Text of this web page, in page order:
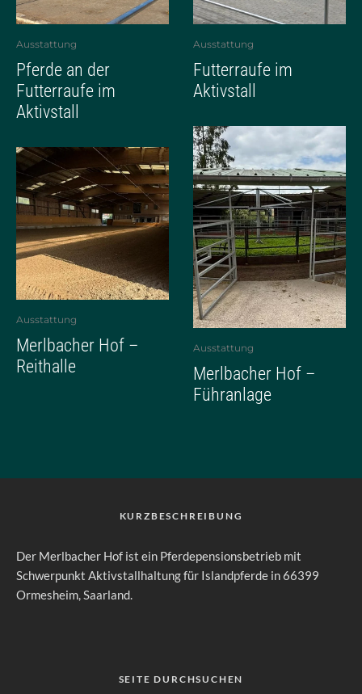
Ausstattung
Pferde an der
Futterraufe im
Aktivstall
Ausstattung
Merlbacher Hof –
Reithalle
Ausstattung
Futterraufe im
Aktivstall
Ausstattung
Merlbacher Hof –
Führanlage
KURZBESCHREIBUNG
Der Merlbacher Hof ist ein Pferdepensionsbetrieb mit
Schwerpunkt Aktivstallhaltung für Islandpferde in 66399
Ormesheim, Saarland.
SEITE DURCHSUCHEN